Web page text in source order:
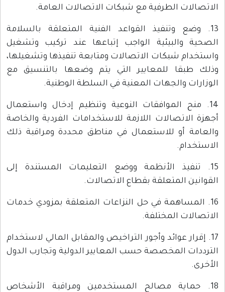
الاتصالات الطرفية مع شبكات الاتصالات العامة.
13. وضع وتنفيذ القواعد الفنية المتعلقة بالسلامة
الصحية والبيئية الواجب إتباعها عند تركيب وتشغيل
واستخدام شبكات الاتصالات ومتابعة تنفيذها وتشغيلها،
وذلك طبقا للمعايير التي يتم وضعها بالتنسيق مع
الوزارات والجهات المعنية في السلطة الوطنية.
14. منح الموافقات النوعية وتنظيم إدخال واستعمال
أجهزة الاتصالات اللازمة للاستخدامات الفردية والخاصة
والعامة أو للاستعمال في مناطق محددة ومراقبة ذلك
الاستخدام.
15. تنفيذ الأنظمة ووضع التعليمات المستندة إلى
القوانين المتعلقة بقطاع الاتصالات.
16. المساهمة في حل النزاعات المتعلقة بمزودي خدمات
الاتصالات المختلفة.
17. إقرار عوائد وأجور التراخيص والمقابل المالي لاستخدام
الترددات المخصصة حسب المعايير الدولية وتجارب الدول
الأخرى.
18. حماية مصالح المستخدمين ومراقبة الأشخاص